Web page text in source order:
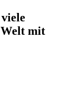
Welt mit